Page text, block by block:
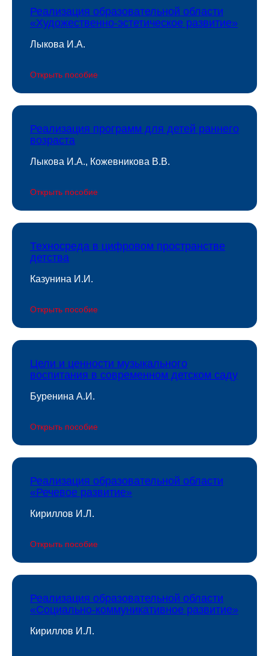
Реализация образовательной области
«Художественно-эстетическое развитие»
Лыкова И.А.
Открыть пособие
Реализация программ для детей раннего
возраста
Лыкова И.А., Кожевникова В.В.
Открыть пособие
Техносреда в цифровом пространстве
детства
Казунина И.И.
Открыть пособие
Цели и ценности музыкального
воспитания в современном детском саду
Буренина А.И.
Открыть пособие
Реализация образовательной области
«Речевое развитие»
Кириллов И.Л.
Открыть пособие
Реализация образовательной области
«Социально-коммуникативное развитие»
Кириллов И.Л.